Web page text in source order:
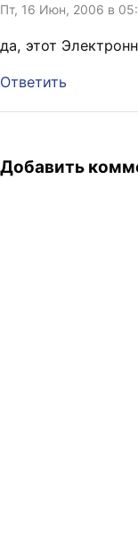
Пт, 16 Июн, 2006 в
да, этот
Ответить
Добавить